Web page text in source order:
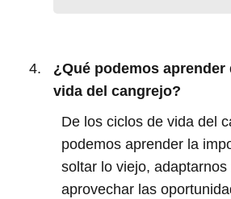
¿Qué podemos
vida del cangrejo?
De los ciclos de vida del
podemos aprender la
soltar lo viejo,
aprovechar las